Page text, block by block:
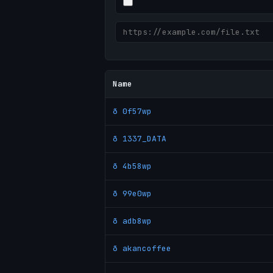
Name
ð 0f57wp
ð 1337_DATA
ð 4b58wp
ð 99e0wp
ð adb8wp
ð akancoffee